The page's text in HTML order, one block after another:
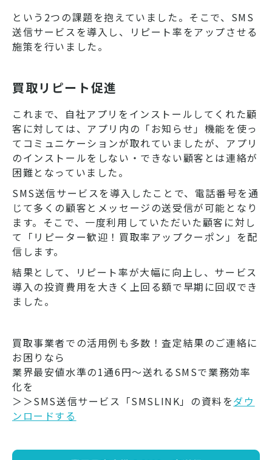
という2つの課題を抱えていました。そこで、SMS
送信サービスを導入し、リピート率をアップさせる
施策を行いました。
買取リピート促進
これまで、自社アプリをインストールしてくれた顧
客に対しては、アプリ内の「お知らせ」機能を使っ
てコミュニケーションが取れていましたが、アプリ
のインストールをしない・できない顧客とは連絡が
困難となっていました。
SMS送信サービスを導入したことで、電話番号を通
じて多くの顧客とメッセージの送受信が可能となり
ます。そこで、一度利用していただいた顧客に対し
て「リピーター歓迎！買取率アップクーポン」を配
信します。
結果として、リピート率が大幅に向上し、サービス
導入の投資費用を大きく上回る額で早期に回収でき
ました。
買取事業者での活用例も多数！査定結果のご連絡に
お困りなら
業界最安値水準の1通6円～送れるSMSで業務効率
化を
＞＞SMS送信サービス「SMSLINK」の資料をダウ
ンロードする